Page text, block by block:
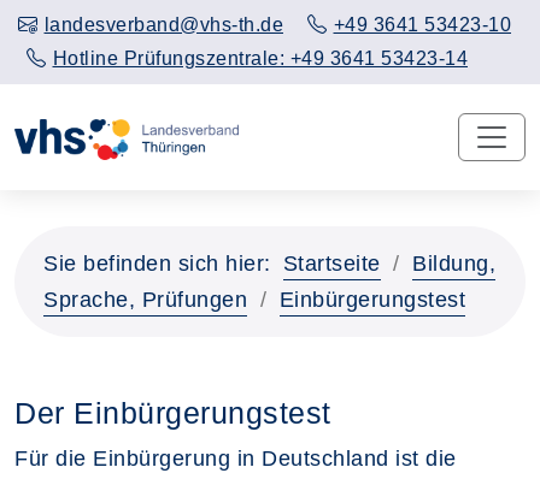
landesverband@vhs-th.de
+49 3641 53423-10
Hotline Prüfungszentrale: +49 3641 53423-14
Sie befinden sich hier: Startseite
Bildung,
Sprache, Prüfungen
Einbürgerungstest
Der Einbürgerungstest
Für die Einbürgerung in Deutschland ist die